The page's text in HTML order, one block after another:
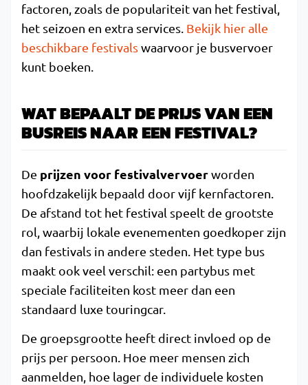
factoren, zoals de populariteit van het festival,
het seizoen en extra services. Bekijk hier alle
beschikbare festivalswaarvoor je busvervoer
kunt boeken.
WAT BEPAALT DE PRIJS VAN EEN
BUSREIS NAAR EEN FESTIVAL?
De prijzen voor festivalvervoerworden
hoofdzakelijk bepaald door vijf kernfactoren.
De afstand tot het festival speelt de grootste
rol, waarbij lokale evenementen goedkoper zijn
dan festivals in andere steden. Het type bus
maakt ook veel verschil: een partybus met
speciale faciliteiten kost meer dan een
standaard luxe touringcar.
De groepsgrootte heeft direct invloed op de
prijs per persoon. Hoe meer mensen zich
aanmelden, hoe lager de individuele kosten